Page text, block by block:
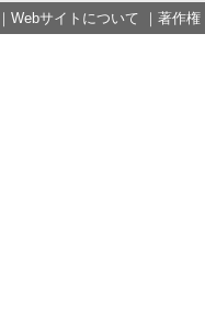
｜ Webサイトについて ｜ 著作権